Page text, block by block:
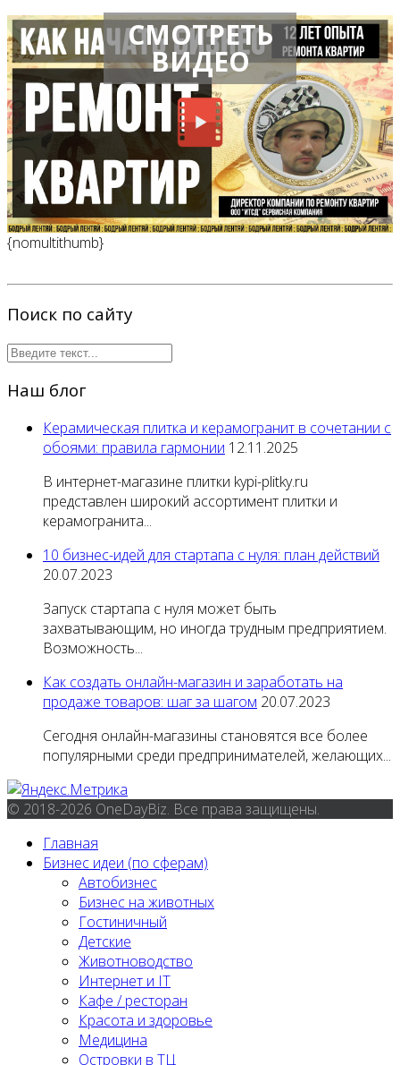
СМОТРЕТЬ
ВИДЕО
{nomultithumb}
Поиск по сайту
Наш блог
Керамическая плитка и керамогранит в сочетании с
обоями: правила гармонии 12.11.2025
В интернет-магазине плитки kypi-plitky.ru
представлен широкий ассортимент плитки и
керамогранита...
10 бизнес-идей для стартапа с нуля: план действий
20.07.2023
Запуск стартапа с нуля может быть
захватывающим, но иногда трудным предприятием.
Возможность...
Как создать онлайн-магазин и заработать на
продаже товаров: шаг за шагом 20.07.2023
Сегодня онлайн-магазины становятся все более
популярными среди предпринимателей, желающих...
© 2018-2026 OneDayBiz. Все права защищены.
Главная
Бизнес идеи (по сферам)
Автобизнес
Бизнес на животных
Гостиничный
Детские
Животноводство
Интернет и IT
Кафе / ресторан
Красота и здоровье
Медицина
Островки в ТЦ